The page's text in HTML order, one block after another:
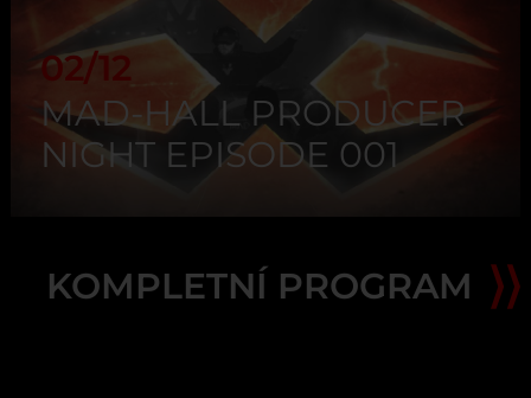
02/12
MAD-HALL PRODUCER
NIGHT EPISODE 001
KOMPLETNÍ PROGRAM